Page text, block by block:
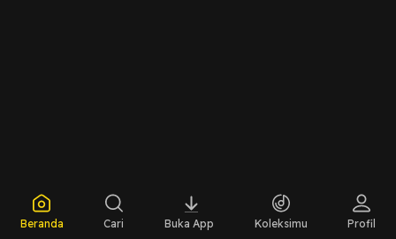
Beranda Cari Buka App Koleksimu Profil